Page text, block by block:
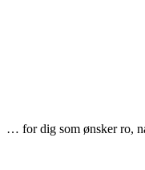
… for dig som ønsker ro,